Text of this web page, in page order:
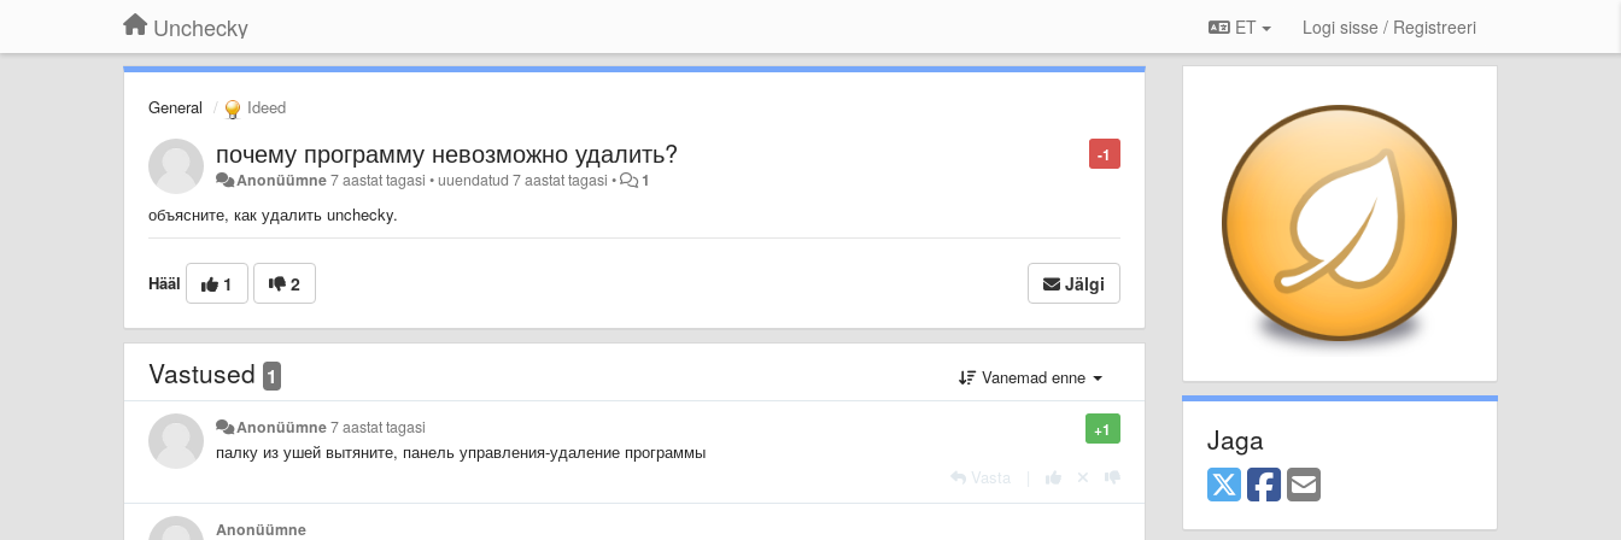
Unchecky ET Logi sisse / Registreeri
General Ideed
-1
почему программу невозможно удалить?
Anonüümne7 aastat tagasi •uuendatud7 aastat tagasi • 1
объясните, как удалить unchecky.
Hääl 1 2 Jälgi
Vastused 1 Vanemad enne
+1
Anonüümne7 aastat tagasi
палку из ушей вытяните, панель управления-удаление программы
Vasta
Anonüümne
Jaga